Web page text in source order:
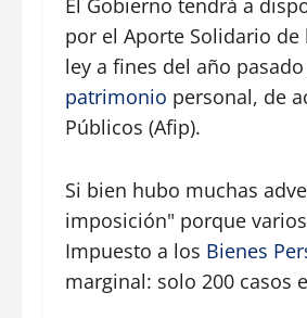
por el Aporte Solidario
ley a fines del año
patrimonio personal, de
Públicos (Afip).
Si bien hubo muchas
imposición" porque
Impuesto a los Bienes
marginal: solo 200 casos